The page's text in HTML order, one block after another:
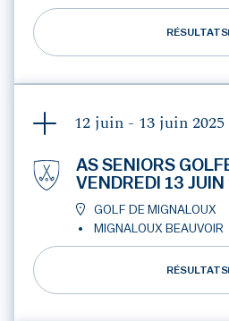
RÉSULTATS
12 juin - 13 juin 2025
AS SENIORS
VENDREDI 13
GOLF DE MIGNALOUX
MIGNALOUX BEAUVOIR
RÉSULTATS